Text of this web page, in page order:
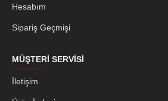
Hesabım
Sipariş Geçmişi
MÜŞTERI SERVISI
İletişim